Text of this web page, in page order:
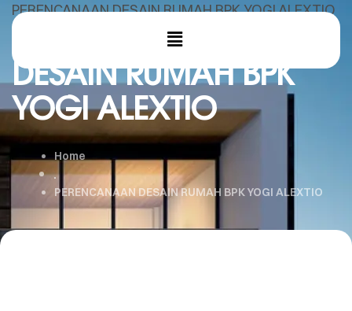
PERENCANAAN DESAIN RUMAH BPK YOGI ALEXTIO
PERENCANAAN
DESAIN RUMAH BPK
YOGI ALEXTIO
Home
PERENCANAAN DESAIN RUMAH BPK YOGI ALEXTIO